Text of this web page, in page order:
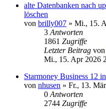
alte Datenbanken nach
löschen
von brilly007 » Mi., 15.
3 Antworten
1861 Zugriffe
Letzter Beitrag von
Mi., 15. Apr 2026
Starmoney Business 12
von nhusen » Fr., 13.
0 Antworten
2744 Zugriffe